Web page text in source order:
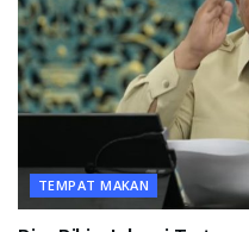
TEMPAT MAKAN